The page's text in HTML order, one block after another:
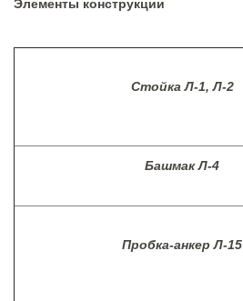
Элементы конструкции
Стойка Л-1, Л-2
Башмак Л-4
Пробка-анкер Л-15